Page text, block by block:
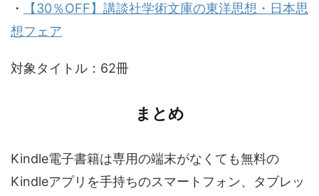
・
【30％OFF】講談社学術文庫の東洋思想・日本思
想フェア
対象タイトル：62冊
まとめ
Kindle電子書籍は専用の端末がなくても無料の
Kindleアプリを手持ちのスマートフォン、タブレッ